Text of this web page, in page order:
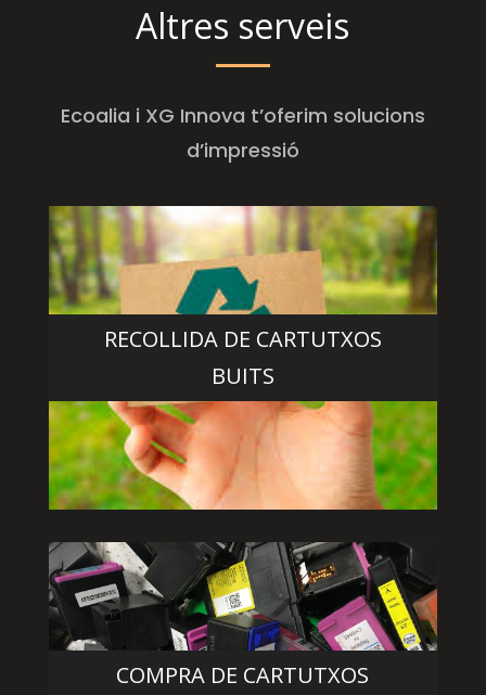
Altres serveis
Ecoalia i XG Innova t’oferim solucions
d’impressió
RECOLLIDA DE CARTUTXOS
BUITS
COMPRA DE CARTUTXOS